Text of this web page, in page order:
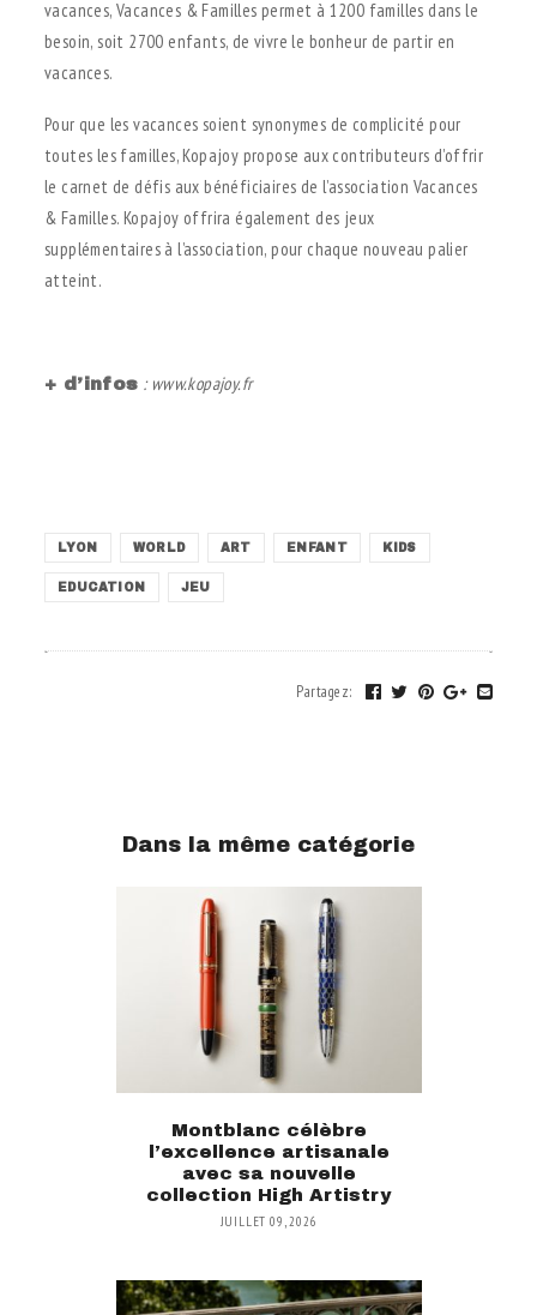
vacances, Vacances & Familles permet à 1200 familles dans le
besoin, soit 2700 enfants, de vivre le bonheur de partir en
vacances.
Pour que les vacances soient synonymes de complicité pour
toutes les familles, Kopajoy propose aux contributeurs d’offrir
le carnet de défis aux bénéficiaires de l’association Vacances
& Familles. Kopajoy offrira également des jeux
supplémentaires à l’association, pour chaque nouveau palier
atteint.
+ d’infos : www.kopajoy.fr
LYON WORLD ART ENFANT KIDS
EDUCATION JEU
Partagez:
Dans la même catégorie
Montblanc célèbre
l’excellence artisanale
avec sa nouvelle
collection High Artistry
JUILLET 09, 2026